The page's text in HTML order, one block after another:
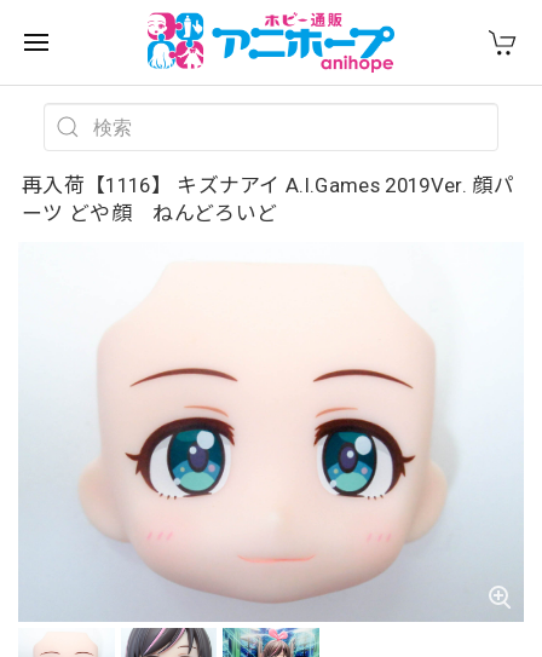
再入荷【1116】 キズナアイ A.I.Games 2019Ver. 顔パ
ーツ どや顔 ねんどろいど